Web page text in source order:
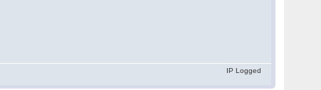
IP Logged